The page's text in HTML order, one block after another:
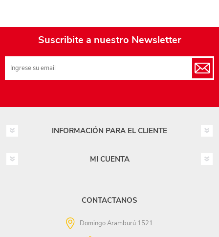
Suscribite a nuestro Newsletter
INFORMACIÓN PARA EL CLIENTE
MI CUENTA
CONTACTANOS
Domingo Aramburú 1521